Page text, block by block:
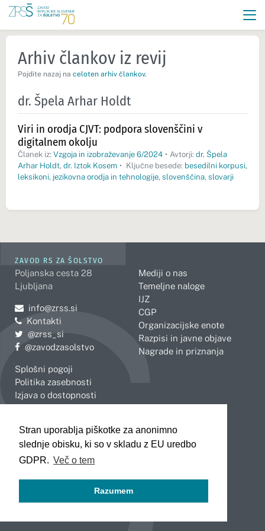
Stran uporablja piškotke za anonimno
slednje obisku, ki so v skladu z EU uredbo
GDPR. Več o tem
Razumem
Arhiv člankov iz revij
Pojdite nazaj na celoten arhiv člankov.
dr. Špela Arhar Holdt
Viri in orodja CJVT: podpora slovenščini v
digitalnem okolju
Članek iz: Vzgoja in izobraževanje 6/2024 • Avtorji: dr. Špela
Arhar Holdt, dr. Iztok Kosem • Ključne besede: besedilni korpusi,
leksikoni, jezikovna orodja in tehnologije, slovenščina, slovarji
ZAVOD RS ZA ŠOLSTVO
Poljanska cesta 28
Ljubljana
Pošljite e-mail na
info@zrss.si
Kontakti
Pojdite na Twitter:
@zrss_si
Pojdite na Facebook:
@zavodzasolstvo
Splošni pogoji
Politika zasebnosti
Izjava o dostopnosti
Mediji o nas
Temeljne naloge
IJZ
CGP
Organizacijske enote
Razpisi in javne objave
Nagrade in priznanja
Celje
Koper
Kranj
Novo mesto
Slovenj Gradec